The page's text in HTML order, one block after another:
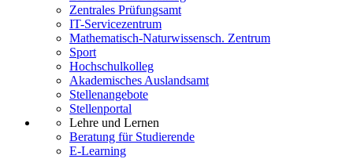
Zentrales Prüfungsamt
IT-Servicezentrum
Mathematisch-Naturwissensch. Zentrum
Sport
Hochschulkolleg
Akademisches Auslandsamt
Stellenangebote
Stellenportal
Lehre und Lernen
Beratung für Studierende
E-Learning